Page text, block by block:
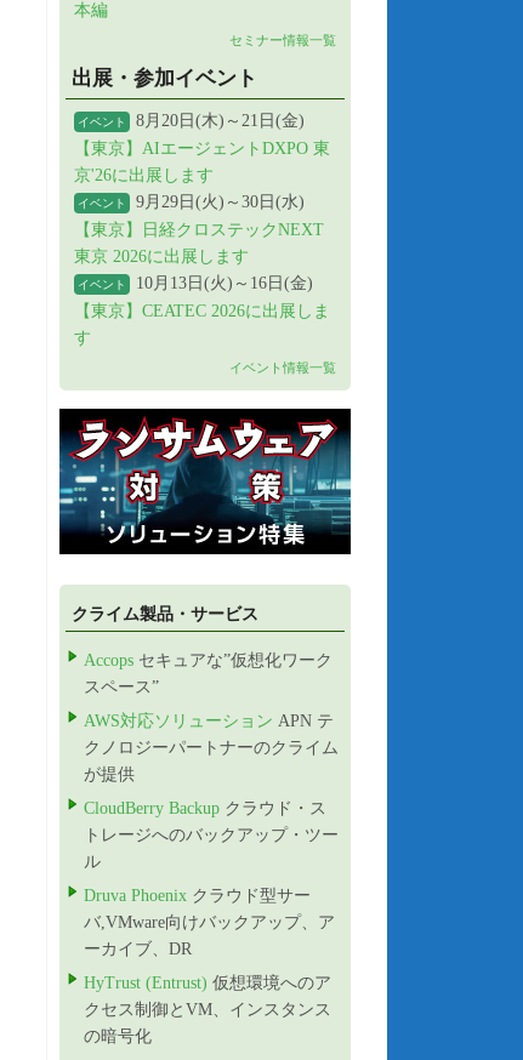
本編
セミナー情報一覧
出展・参加イベント
イベント
8月20日(木)～21日(金)
【東京】AIエージェントDXPO 東
京'26に出展します
イベント
9月29日(火)～30日(水)
【東京】日経クロステックNEXT
東京 2026に出展します
イベント
10月13日(火)～16日(金)
【東京】CEATEC 2026に出展しま
す
イベント情報一覧
クライム製品・サービス
Accops セキュアな”仮想化ワーク
スペース”
AWS対応ソリューション APN テ
クノロジーパートナーのクライム
が提供
CloudBerry Backup クラウド・ス
トレージへのバックアップ・ツー
ル
Druva Phoenix クラウド型サー
バ,VMware向けバックアップ、ア
ーカイブ、DR
HyTrust (Entrust) 仮想環境へのア
クセス制御とVM、インスタンス
の暗号化